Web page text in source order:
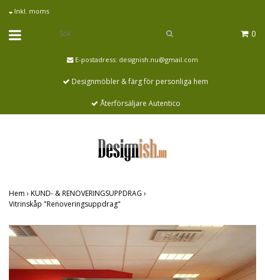
Inkl. moms
0
E-postadress: designish.nu@gmail.com
Designmöbler & färg för personliga hem
Återförsäljare Autentico
Hem › KUND- & RENOVERINGSUPPDRAG ›
Vitrinskåp "Renoveringsuppdrag"